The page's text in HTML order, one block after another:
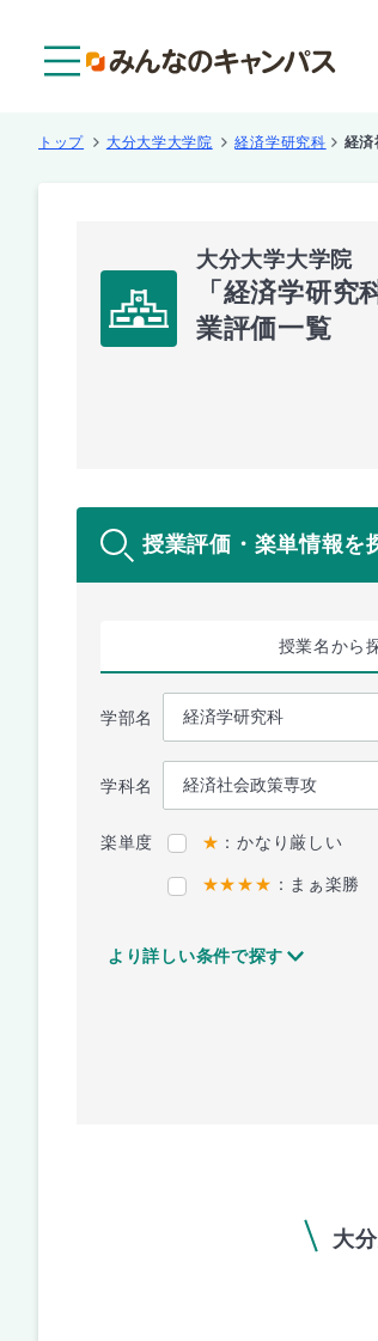
トップ 大分大学大学院 経済学研究科 経済
大分大学大学院
「経済学研
業評価一覧
授業評価・楽単情報を
授業名から
学部名
学科名
楽単度 ★ ：かなり厳しい
★★★★ ：まぁ楽勝
より詳しい条件で探す
大